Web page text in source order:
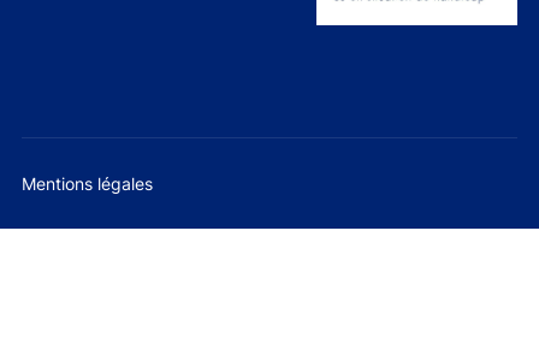
Mentions légales